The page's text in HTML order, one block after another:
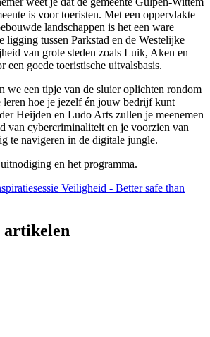
is voor toeristen. Met een oppervlakte
landschappen is het een ware
ligging tussen Parkstad en de Westelijke
van grote steden zoals Luik, Aken en
een goede toeristische uitvalsbasis.
we een tipje van de sluier oplichten rondom
hoe je jezelf én jouw bedrijf kunt
Heijden en Ludo Arts zullen je meenemen
van cybercriminaliteit en je voorzien van
te navigeren in de digitale jungle.
en het programma.
Veiligheid - Better safe than